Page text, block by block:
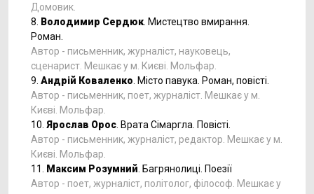
Домовик.
8.
Володимир Сердюк . Мистецтво вмирання.
Роман.
Автор - письменник, журналіст, науковець,
сценарист. Мешкає у м. Києві. Мольфар.
9. Андрій Коваленко . Місто павука. Роман, повісті.
Автор - письменник, поет, журналіст. Мешкає у м.
Києві. Мольфар.
10. Ярослав Орос . Врата Сімаргла. Повісті.
Автор - письменник, журналіст, редактор. Мешкає у м.
Києві. Мольфар.
11.
Максим Розумний . Багрянолиці. Поезії
Автор - поет, журналіст, політолог, філософ. Мешкає у